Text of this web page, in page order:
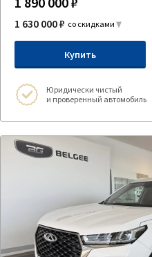
1 630 000 ₽ со скидками
Купить
Юридически чистый
и проверенный автомобиль